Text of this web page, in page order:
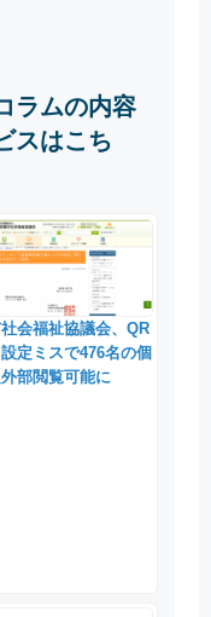
ラムの内容
スはこち
会福祉協議会、QR
定ミスで476名の個
部閲覧可能に